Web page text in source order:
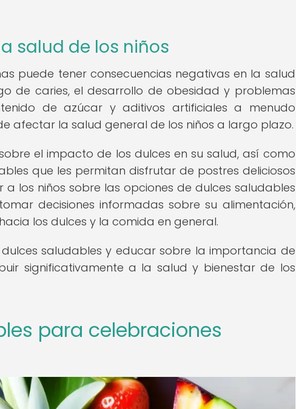
salud de los niños
puede tener consecuencias negativas en la salud
de caries, el desarrollo de obesidad y problemas
de azúcar y aditivos artificiales a menudo
afectar la salud general de los niños a largo plazo.
el impacto de los dulces en su salud, así como
que les permitan disfrutar de postres deliciosos
los niños sobre las opciones de dulces saludables
decisiones informadas sobre su alimentación,
los dulces y la comida en general.
saludables y educar sobre la importancia de
significativamente a la salud y bienestar de los
para celebraciones